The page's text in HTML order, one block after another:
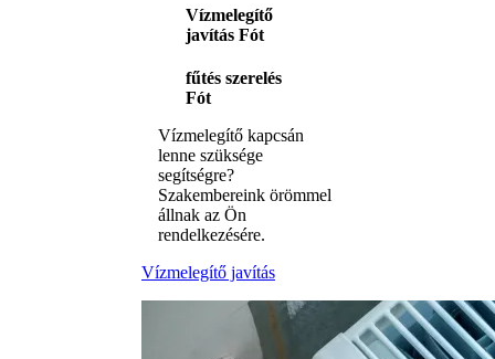
Vízmelegítő
javítás Fót
fűtés szerelés
Fót
Vízmelegítő kapcsán
lenne szüksége
segítségre?
Szakembereink örömmel
állnak az Ön
rendelkezésére.
Vízmelegítő javítás